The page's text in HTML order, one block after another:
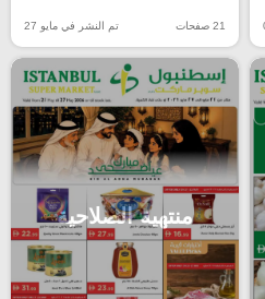
21 صفحات تم النشر في مايو 27
منتهية الصلاحية